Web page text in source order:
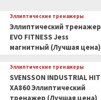
Эллиптические тренажеры
Эллиптический тренажер
EVO FITNESS Jess
магнитный (Лучшая цена)
Эллиптические тренажеры
SVENSSON INDUSTRIAL HIT
XA860 Эллиптический
тренажер (Лучшая цена)